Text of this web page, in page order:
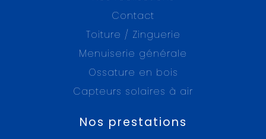
Contact
Toiture / Zinguerie
Menuiserie générale
Ossature en bois
Capteurs solaires à air
Nos prestations